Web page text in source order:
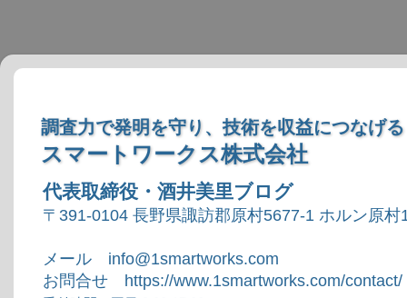
調査力で発明を守り、技術を収益につなげる
スマートワークス株式会社
代表取締役・酒井美里ブログ
〒391-0104 長野県諏訪郡原村5677-1 ホルン原村
メール info@1smartworks.com
お問合せ https://www.1smartworks.com/contact/